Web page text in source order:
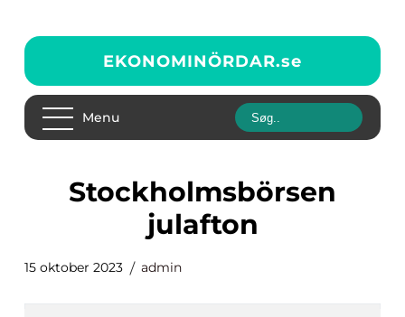
EKONOMINÖRDAR.se
Menu
stockholmsbörsen
julafton
15 oktober 2023 admin